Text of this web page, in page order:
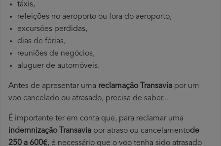
táxis,
refeições no aeroporto ou fora do aeroporto,
excursões perdidas,
dias de férias,
reuniões de negócios,
aluguer de automóveis.
Antes de apresentar uma reclamação Transavia por um
voo cancelado ou atrasado, precisa de saber...
É importante ter em conta que, para reclamar uma
indemnização Transavia por atraso ou cancelamentode
250 a 600€, é necessário que o voo tenha sido atrasado